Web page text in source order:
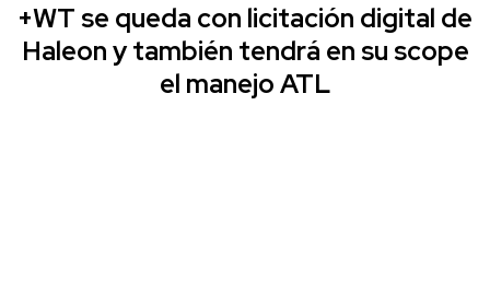
+WT se queda con licitación digital de
Haleon y también tendrá en su scope
el manejo ATL